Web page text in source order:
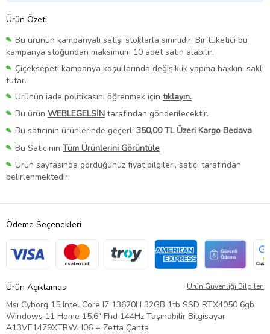
Ürün Özeti
Bu ürünün kampanyalı satışı stoklarla sınırlıdır. Bir tüketici bu
kampanya stoğundan maksimum 10 adet satın alabilir.
Çiçeksepeti kampanya koşullarında değişiklik yapma hakkını saklı
tutar.
Ürünün iade politikasını öğrenmek için tıklayın.
Bu ürün WEBLEGELSİN tarafından gönderilecektir.
Bu satıcının ürünlerinde geçerli 350,00 TL Üzeri Kargo Bedava
Bu Satıcının Tüm Ürünlerini Görüntüle
Ürün sayfasında gördüğünüz fiyat bilgileri, satıcı tarafından
belirlenmektedir.
Ödeme Seçenekleri
Ürün Açıklaması Ürün Güvenliği Bilgileri
Msı Cyborg 15 Intel Core I7 13620H 32GB 1tb SSD RTX4050 6gb
Windows 11 Home 15.6" Fhd 144Hz Taşınabilir Bilgisayar
A13VE1479XTRWH06 + Zetta Çanta